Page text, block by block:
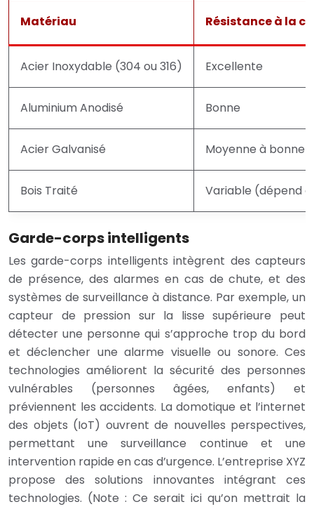
Matériau Résistance à la
Acier Inoxydable (304 ou 316) Excellente
Aluminium Anodisé Bonne
Acier Galvanisé Moyenne à bonne
Bois Traité Variable (dépend
Garde-corps intelligents
Les garde-corps intelligents intègrent des capteurs
de présence, des alarmes en cas de chute, et des
systèmes de surveillance à distance. Par exemple, un
capteur de pression sur la lisse supérieure peut
détecter une personne qui s’approche trop du bord
et déclencher une alarme visuelle ou sonore. Ces
technologies améliorent la sécurité des personnes
vulnérables (personnes âgées, enfants) et
préviennent les accidents. La domotique et l’internet
des objets (IoT) ouvrent de nouvelles perspectives,
permettant une surveillance continue et une
intervention rapide en cas d’urgence. L’entreprise XYZ
propose des solutions innovantes intégrant ces
technologies. (Note : Ce serait ici qu’on mettrait la